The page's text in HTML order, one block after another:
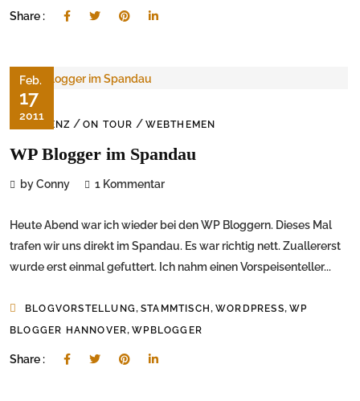
Share :
Feb.
17
2011
DEMENZ /ON TOUR / WEBTHEMEN
WP Blogger im Spandau
by Conny 1 Kommentar
Heute Abend war ich wieder bei den WP Bloggern. Dieses Mal
trafen wir uns direkt im Spandau. Es war richtig nett. Zuallererst
wurde erst einmal gefuttert. Ich nahm einen Vorspeisenteller...
BLOGVORSTELLUNG, STAMMTISCH, WORDPRESS, WP
BLOGGER HANNOVER,WPBLOGGER
Share :